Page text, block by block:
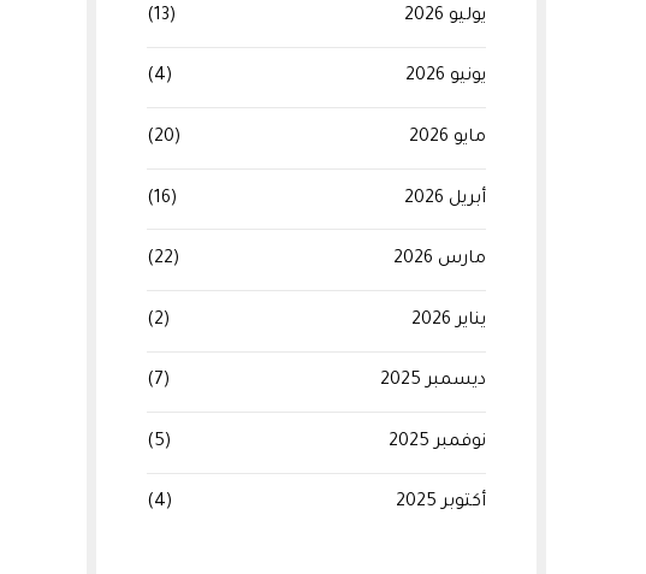
يوليو 2026 (13)
يونيو 2026 (4)
مايو 2026 (20)
أبريل 2026 (16)
مارس 2026 (22)
يناير 2026 (2)
ديسمبر 2025 (7)
نوفمبر 2025 (5)
أكتوبر 2025 (4)